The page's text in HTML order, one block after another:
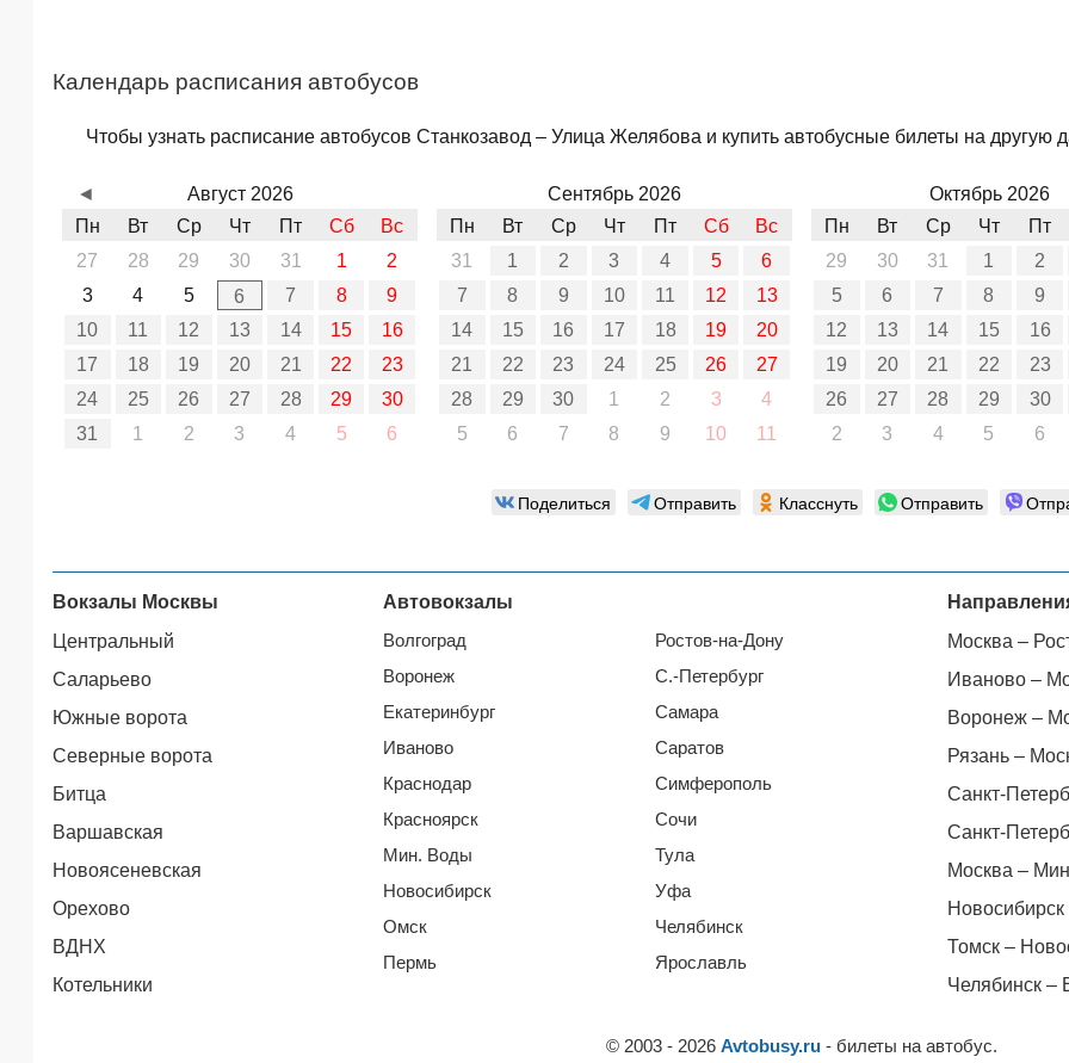
Календарь расписания автобусов
Чтобы узнать расписание автобусов Станкозавод – Улица Желябова и купить автобусные билеты на другую
Август 2026
Пн
Вт Ср Чт Пт Сб
Вс
27
28 29 30 31 1
2
3
4 5 6 7 8
9
10
11 12 13 14 15
16
17
18 19 20 21 22
23
24
25 26 27 28 29
30
31
1 2 3 4 5 6
Сентябрь 2026
Пн
Вт Ср Чт Пт Сб
Вс
31
1 2 3 4 5
6
7
8 9 10 11 12
13
14
15 16 17 18 19
20
21
22 23 24 25 26
27
28
29 30 1 2 3
4
5
6 7 8 9 10 11
Октябрь 2026
Пн
Вт Ср Чт
Пт
29
30 31 1
2
5
6 7 8
9
12
13 14 15
16
19
20 21 22
23
26
27 28 29
30
2
3 4 5 6
◄
Поделиться Отправить Класснуть Отправить
Вокзалы Москвы
Центральный
Саларьево
Южные ворота
Северные ворота
Битца
Варшавская
Новоясеневская
Орехово
ВДНХ
Котельники
Автовокзалы
Волгоград
Воронеж
Екатеринбург
Иваново
Краснодар
Красноярск
Мин. Воды
Новосибирск
Омск
Пермь
Ростов-на-Дону
С.-Петербург
Самара
Саратов
Симферополь
Сочи
Тула
Уфа
Челябинск
Ярославль
Москва –
Иваново –
Воронеж –
Рязань –
Санкт-
Санкт-
Москва –
Томск –
Челябинск –
© 2003 - 2026 Avtobusy.ru - билеты на автобус.